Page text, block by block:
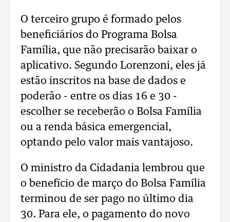
O terceiro grupo é formado pelos
beneficiários do Programa Bolsa
Família, que não precisarão baixar o
aplicativo. Segundo Lorenzoni, eles já
estão inscritos na base de dados e
poderão - entre os dias 16 e 30 -
escolher se receberão o Bolsa Família
ou a renda básica emergencial,
optando pelo valor mais vantajoso.
O ministro da Cidadania lembrou que
o benefício de março do Bolsa Família
terminou de ser pago no último dia
30. Para ele, o pagamento do novo